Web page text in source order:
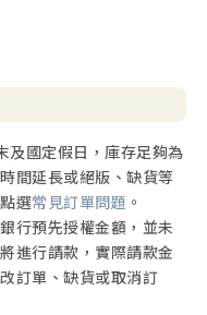
及國定假日，庫存足夠為
間延長或絕版、缺貨等
選常見訂單問題 。
行預先授權金額，並未
進行請款，實際請款金
訂單、缺貨或取消訂